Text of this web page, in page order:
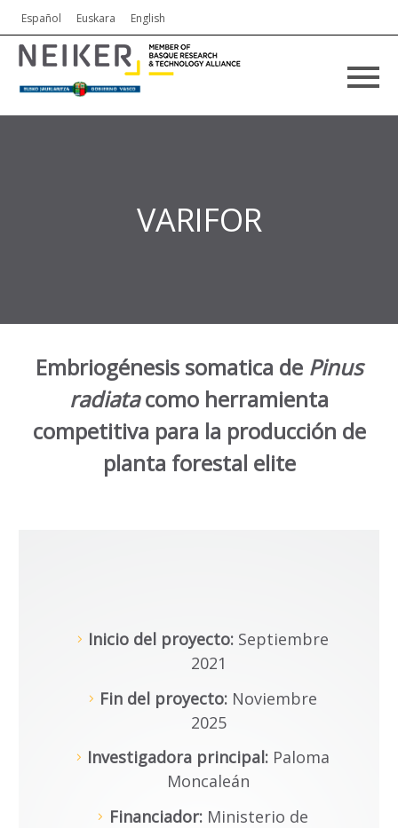
Español Euskara English
VARIFOR
Embriogénesis somatica de Pinus
radiatacomo herramienta
competitiva para la producción de
planta forestal elite
Inicio del proyecto: Septiembre
2021
Fin del proyecto: Noviembre
2025
Investigadora principal: Paloma
Moncaleán
Financiador:Ministerio de